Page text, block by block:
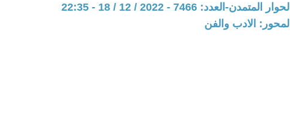
الحوار المتمدن-العدد: 7466 - 2022 / 12 / 18 - 22:35
المحور: الادب والفن